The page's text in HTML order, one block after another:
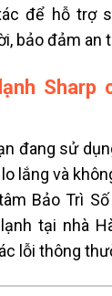
để hỗ trợ
bảo đảm an
Sharp
đang sử
lắng và
Bảo Trì
tại nhà
lỗi thông